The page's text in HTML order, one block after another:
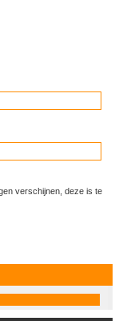
verschijnen, deze is te